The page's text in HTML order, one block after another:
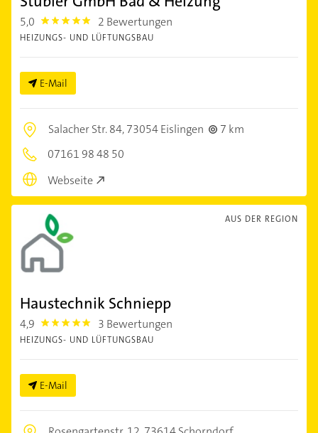
5,0 5.0 2 Bewertungen
HEIZUNGS- UND LÜFTUNGSBAU
E-Mail
Salacher Str. 84,73054 Eislingen
7 km
07161 98 48 50
Webseite
AUS DER REGION
Haustechnik Schniepp
4,9 4.9 3 Bewertungen
HEIZUNGS- UND LÜFTUNGSBAU
E-Mail